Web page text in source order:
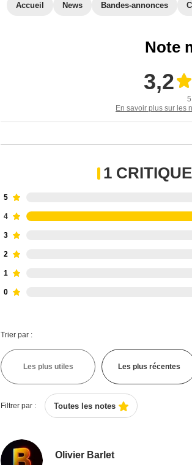
Accueil News Bandes-annonces
Note
3,2
En savoir plus sur les
1
5
4
3
2
1
0
Trier par :
Les plus utiles Les plus récentes
Filtrer par : Toutes les notes
Olivier Barlet